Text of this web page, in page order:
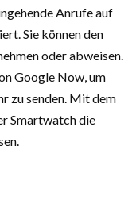
Anrufe auf
Sie können den
oder abweisen.
Google Now, um
zu senden. Mit dem
Smartwatch die